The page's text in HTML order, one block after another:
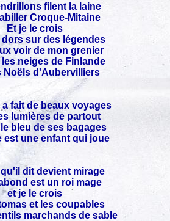
filent la laine
Croque-Mitaine
Et je le crois
sur des légendes
voir de mon grenier
neiges de Finlande
Noëls d'Aubervilliers
a fait de beaux voyages
lumières de partout
bleu de ses bagages
est une enfant qui joue
dit devient mirage
est un roi mage
et je le crois
et les coupables
marchands de sable